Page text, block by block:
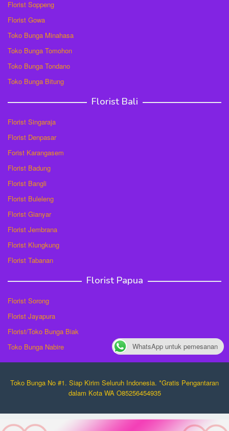
Florist Soppeng
Florist Gowa
Toko Bunga Minahasa
Toko Bunga Tomohon
Toko Bunga Tondano
Toko Bunga Bitung
Florist Bali
Florist Singaraja
Florist Denpasar
Forist Karangasem
Florist Badung
Florist Bangli
Florist Buleleng
Florist Gianyar
Florist Jembrana
Florist Klungkung
Florist Tabanan
Florist Papua
Florist Sorong
Florist Jayapura
Florist/Toko Bunga Biak
Toko Bunga Nabire
Toko Bunga No #1. Siap Kirim Seluruh Indonesia. *Gratis Pengantaran
dalam Kota WA O85256454935
WhatsApp untuk pemesanan